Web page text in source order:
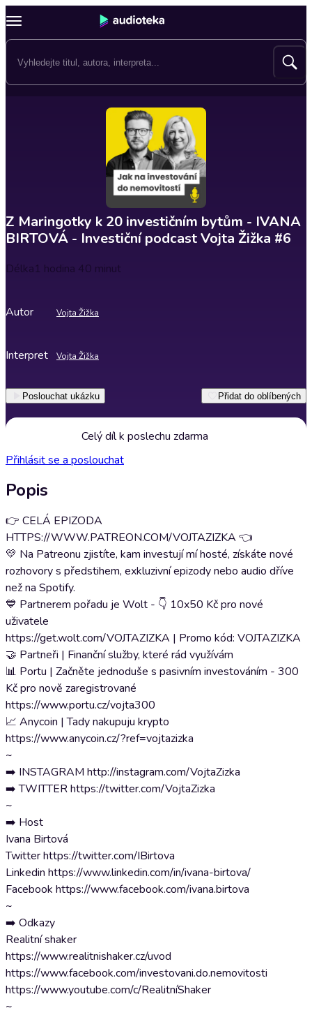
Z Maringotky k 20 investičním bytům - IVANA
BIRTOVÁ - Investiční podcast Vojta Žižka #6
Délka1 hodina 40 minut
Autor Vojta Žižka
Interpret Vojta Žižka
Poslouchat ukázku Přidat do oblíbených
Celý díl k poslechu zdarma
Přihlásit se a poslouchat
Popis
👉 CELÁ EPIZODA
HTTPS://WWW.PATREON.COM/VOJTAZIZKA 👈
💛 Na Patreonu zjistíte, kam investují mí hosté, získáte nové
rozhovory s předstihem, exkluzivní epizody nebo audio dříve
než na Spotify.
💙 Partnerem pořadu je Wolt - 👇 10x50 Kč pro nové
uživatele
https://get.wolt.com/VOJTAZIZKA | Promo kód: VOJTAZIZKA
🤝 Partneři | Finanční služby, které rád využívám
📊 Portu | Začněte jednoduše s pasivním investováním - 300
Kč pro nově zaregistrované
https://www.portu.cz/vojta300
📈 Anycoin | Tady nakupuju krypto
https://www.anycoin.cz/?ref=vojtazizka
~
➡️ INSTAGRAM http://instagram.com/VojtaZizka
➡️ TWITTER https://twitter.com/VojtaZizka
~
➡️ Host
Ivana Birtová
Twitter https://twitter.com/IBirtova
Linkedin https://www.linkedin.com/in/ivana-birtova/
Facebook https://www.facebook.com/ivana.birtova
~
➡️ Odkazy
Realitní shaker
https://www.realitnishaker.cz/uvod
https://www.facebook.com/investovani.do.nemovitosti
https://www.youtube.com/c/RealitníShaker
~